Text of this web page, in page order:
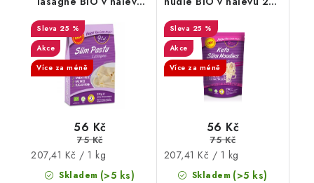
270 g
25 %
Akce
Více za méně
Skladem (>5 ks)
56 Kč
75 Kč
Měrná
cena:
207,41 Kč / 1 kg
25 %
Akce
Více za méně
Skladem (>5 ks)
56 Kč
75 Kč
Měrná
cena:
207,41 Kč / 1 kg